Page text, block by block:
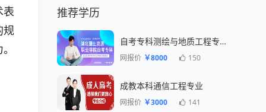
表
规
推荐学历
自考专科测绘与地质工程专业一年毕业
网报价 ￥8000 150
成教本科通信工程专业
网报价 ￥3000 141